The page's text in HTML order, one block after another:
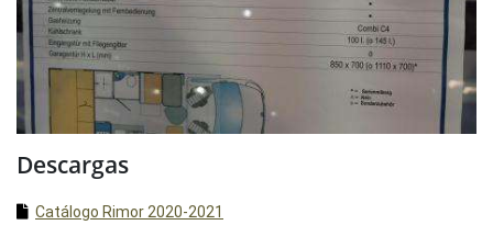
Descargas
Catálogo Rimor 2020-2021